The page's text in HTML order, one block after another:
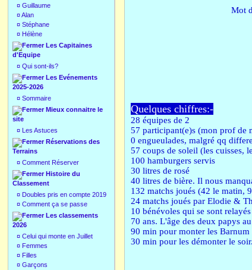
¤ Guillaume
¤Alan
¤ Stéphane
¤ Hélène
Les Capitaines
d'Equipe
¤ Qui sont-ils?
Les Evénements
2025-2026
¤ Sommaire
Mieux connaitre le
site
¤ Les Astuces
Réservations des
Terrains
¤ Comment Réserver
Histoire du
Classement
¤ Doubles pris en compte 2019
¤ Comment ça se passe
Les classements
2026
¤ Celui qui monte en Juillet
¤ Femmes
¤ Filles
¤ Garçons
Mot
Quelques chiffres:-
28 équipes de 2
57 participant(e)s (mon prof de
0 engueulades, malgré qq
57 coups de soleil (les cuisses,
100 hamburgers servis
30 litres de rosé
40 litres de bière. Il nous
132 matchs joués (42 le matin,
24 matchs joués par Elodie &
10 bénévoles qui se sont
70 ans. L'âge des deux papys
90 min pour monter les Barnum
30 min pour les démonter le